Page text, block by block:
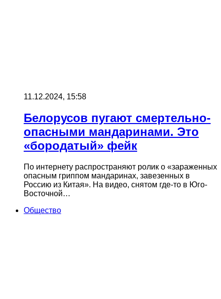
11.12.2024, 15:58
Белорусов пугают смертельно-
опасными мандаринами. Это
«бородатый» фейк
По интернету распространяют ролик о «зараженных
опасным гриппом мандаринах, завезенных в
Россию из Китая». На видео, снятом где-то в Юго-
Восточной…
Общество